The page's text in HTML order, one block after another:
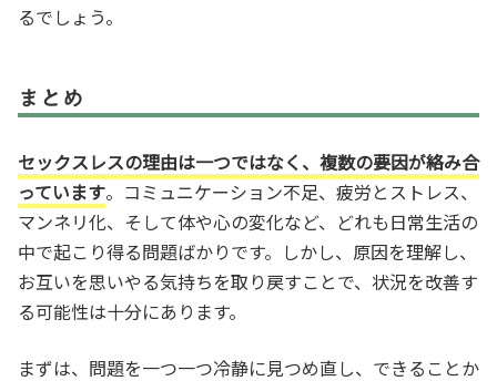
るでしょう。
まとめ
セックスレスの理由は一つではなく、複数の要因が絡み合
っています。コミュニケーション不足、疲労とストレス、
マンネリ化、そして体や心の変化など、どれも日常生活の
中で起こり得る問題ばかりです。しかし、原因を理解し、
お互いを思いやる気持ちを取り戻すことで、状況を改善す
る可能性は十分にあります。
まずは、問題を一つ一つ冷静に見つめ直し、できることか